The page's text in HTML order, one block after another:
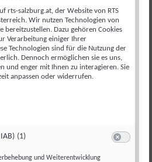
MANUEL
FEIERT 7.
rts-salzburg.at, der Website von RTS
Wir nutzen Technologien von
bereitzustellen. Dazu gehören Cookies
Verarbeitung einiger Ihrer
Technologien sind für die Nutzung der
Dennoch ermöglichen sie es uns,
und enger mit Ihnen zu interagieren. Sie
anpassen oder widerrufen.
(1)
und Weiterentwicklung